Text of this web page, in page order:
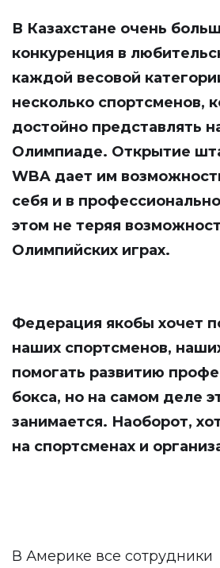
В Казахстане очень
конкуренция в
каждой весовой
несколько спортсменов,
достойно представлять
Олимпиаде. Открытие
WBA дает им
себя и в
этом не теряя
Олимпийских играх.
Федерация якобы хочет
наших спортсменов,
помогать развитию
бокса, но на самом деле
занимается. Наоборот,
на спортсменах и
В Америке все сотрудники